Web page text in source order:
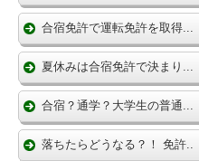
合宿免許で運転免許を取得...
夏休みは合宿免許で決まり...
合宿？通学？大学生の普通...
落ちたらどうなる？！ 免許..